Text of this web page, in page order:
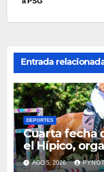
entradas
Entrada
DEPORTES
Cuarta fecha
el Hípico,
Fortaleza
AGO 5, 2026